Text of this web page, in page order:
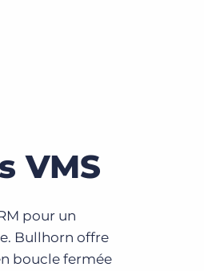
VMS
pour un
Bullhorn offre
boucle fermée